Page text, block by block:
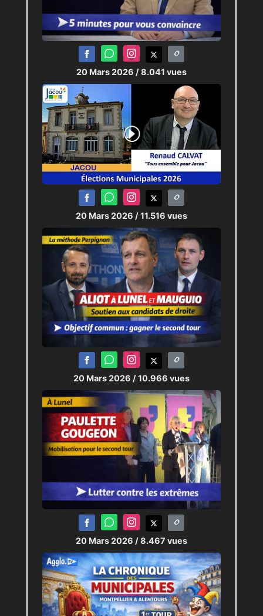
20 Mars 2026 / 8.041 vues
20 Mars 2026 / 11.516 vues
20 Mars 2026 / 10.966 vues
20 Mars 2026 / 8.467 vues